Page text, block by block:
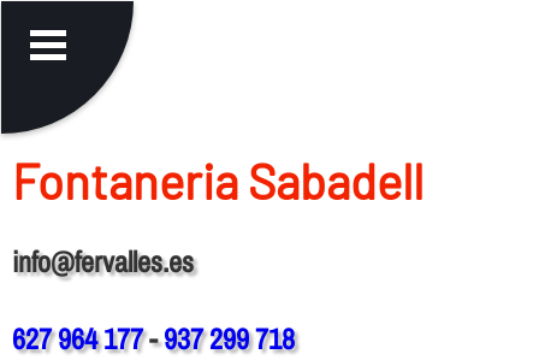
Fontaneria Sabadell
info@fervalles.es
627 964 177-937 299 718